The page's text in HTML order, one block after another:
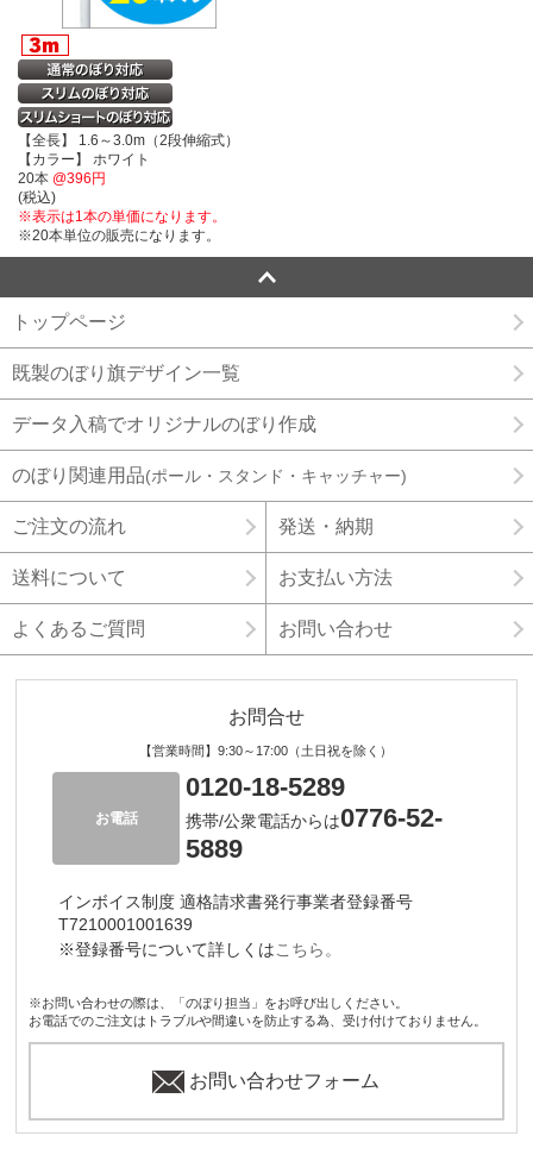
【全長】 1.6～3.0m（2段伸縮式）
【カラー】 ホワイト
20本 @396円
(税込)
※表示は1本の単価になります。
※20本単位の販売になります。
トップページ
既製のぼり旗デザイン一覧
データ入稿でオリジナルのぼり作成
のぼり関連用品(ポール・スタンド・キャッチャー)
ご注文の流れ 発送・納期
送料について お支払い方法
よくあるご質問 お問い合わせ
お問合せ
【営業時間】9:30～17:00（土日祝を除く）
お電話
0120-18-5289
携帯/公衆電話からは0776-52-
5889
インボイス制度 適格請求書発行事業者登録番号
T7210001001639
※登録番号について詳しくはこちら。
※お問い合わせの際は、「のぼり担当」をお呼び出しください。
お電話でのご注文はトラブルや間違いを防止する為、受け付けておりません。
お問い合わせフォーム